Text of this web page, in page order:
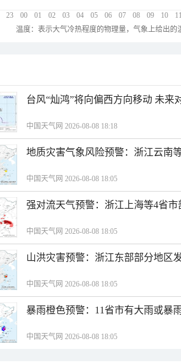
23 00 01 02 03 04 05 06 07 08 09 10
温度：表示大气冷热程度的物理量，气象上给出
台风“灿鸿”将向偏西方向移动 未来
中国天气网 2026-08-08 18:18
地质灾害气象风险预警：浙江云南
中国天气网 2026-08-08 18:05
强对流天气预警：浙江上海等4省
中国天气网 2026-08-08 18:05
山洪灾害预警：浙江东部部分地区
中国天气网 2026-08-08 18:05
暴雨橙色预警：11省市有大雨或暴
中国天气网 2026-08-08 18:05